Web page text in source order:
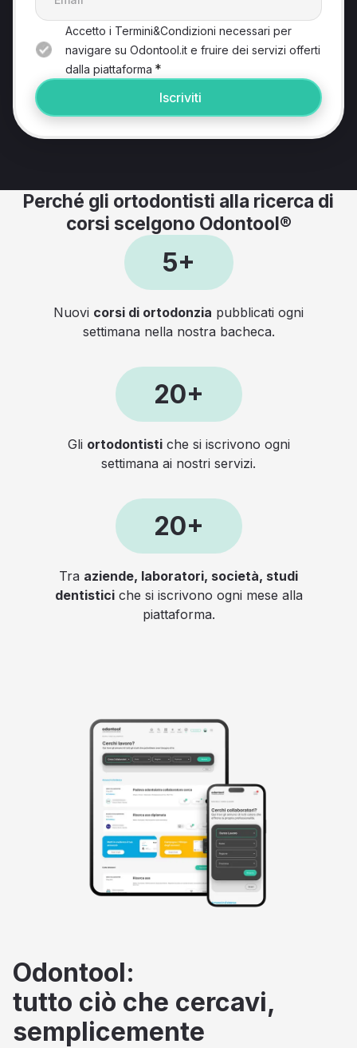
Accetto i Termini&Condizioni necessari per
navigare su Odontool.it e fruire dei servizi offerti
dalla piattaforma *
Iscriviti
Perché gli ortodontisti alla ricerca di
corsi scelgono Odontool®
5+
Nuovi corsi di ortodonzia pubblicati ogni
settimana nella nostra bacheca.
20+
Gli ortodontistiche si iscrivono ogni
settimana ai nostri servizi.
20+
Tra aziende, laboratori, società, studi
dentisticiche si iscrivono ogni mese alla
piattaforma.
Odontool:
tutto ciò che cercavi,
semplicemente